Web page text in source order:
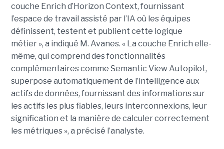
couche Enrich d’Horizon Context, fournissant
l’espace de travail assisté par l’IA où les équipes
définissent, testent et publient cette logique
métier », a indiqué M. Avanes. « La couche Enrich elle-
même, qui comprend des fonctionnalités
complémentaires comme Semantic View Autopilot,
superpose automatiquement de l’intelligence aux
actifs de données, fournissant des informations sur
les actifs les plus fiables, leurs interconnexions, leur
signification et la manière de calculer correctement
les métriques », a précisé l’analyste.